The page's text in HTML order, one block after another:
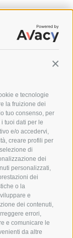
e tecnologie
la fruizione dei
tuo consenso, per
tuoi dati per le
e/o accedervi,
creare profili per
di
dei
personalizzati,
dei
o la
e
dei contenuti,
errori,
e comunicare le
da altre